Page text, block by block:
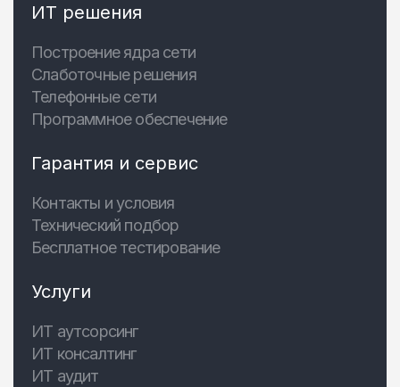
ИТ решения
Построение ядра сети
Слаботочные решения
Телефонные сети
Программное обеспечение
Гарантия и сервис
Контакты и условия
Технический подбор
Бесплатное тестирование
Услуги
ИТ аутсорсинг
ИТ консалтинг
ИТ аудит